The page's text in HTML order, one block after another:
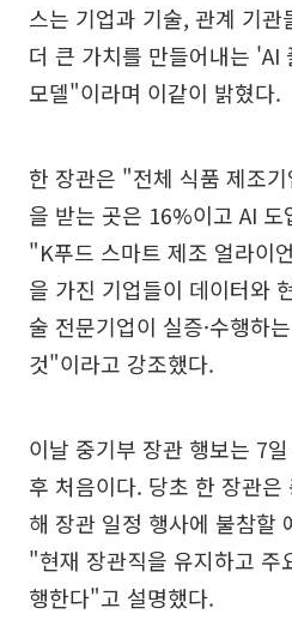
스는 기업과 기술, 관계 기
더 큰 가치를 만들어내는 'AI
모델"이라며 이같이 밝혔다.
한 장관은 "전체 식품 제조
을 받는 곳은 16%이고 AI
"K푸드 스마트 제조 얼라이
을 가진 기업들이 데이터와
술 전문기업이 실증·수행하
것"이라고 강조했다.
이날 중기부 장관 행보는 7
후 처음이다. 당초 한 장관은
해 장관 일정 행사에 불참할
"현재 장관직을 유지하고 주
행한다"고 설명했다.